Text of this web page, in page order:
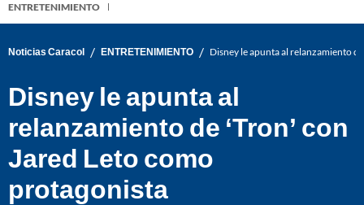
ENTRETENIMIENTO
Noticias Caracol / ENTRETENIMIENTO / Disney le apunta al relanzamiento
Disney le apunta al
relanzamiento de ‘Tron’ con
Jared Leto como
protagonista